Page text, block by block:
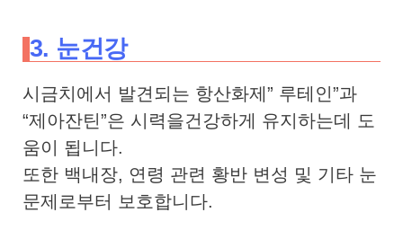
3. 눈건강
시금치에서 발견되는 항산화제” 루테인”과
“제아잔틴”은 시력을건강하게 유지하는데 도
움이 됩니다.
또한 백내장, 연령 관련 황반 변성 및 기타 눈
문제로부터 보호합니다.